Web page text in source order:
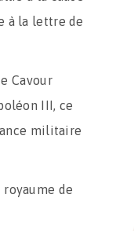
à la lettre de
Cavour
III, ce
militaire
de